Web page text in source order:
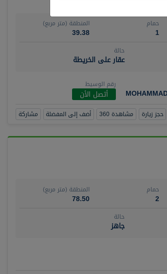
حمام
1
المنطقة (متر مربع)
39.38
حالة
عقار على الخريطة
رقم الوسيط
أتصل الأن
حجز زيارة مشاهدة 360 أضف إلى المفضلة مشاركة
حمام
2
المنطقة (متر مربع)
78.50
حالة
جاهز